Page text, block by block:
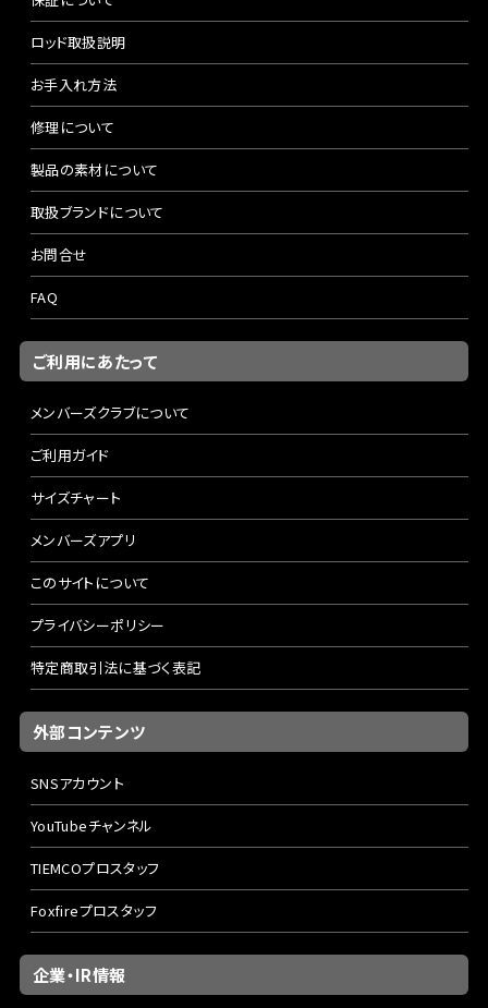
ロッド取扱説明
お手入れ方法
修理について
製品の素材について
取扱ブランドについて
お問合せ
FAQ
ご利用にあたって
メンバーズクラブについて
ご利用ガイド
サイズチャート
メンバーズアプリ
このサイトについて
プライバシーポリシー
特定商取引法に基づく表記
外部コンテンツ
SNSアカウント
YouTubeチャンネル
TIEMCOプロスタッフ
Foxfireプロスタッフ
企業・IR情報